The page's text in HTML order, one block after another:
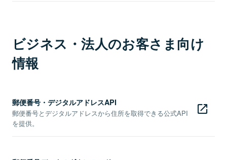
ビジネス・法人のお客さま向け
情報
郵便番号・デジタルアドレスAPI
郵便番号とデジタルアドレスから住所を取得できる公式API
を提供。